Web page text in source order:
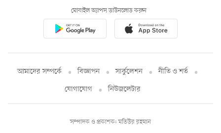
মোবাইল অ্যাপস ডাউনলোড করুন
আমাদের সম্পর্কে বিজ্ঞাপন সার্কুলেশন
নীতি ও শর্ত
যোগাযোগ
নিউজলেটার
সম্পাদক ও প্রকাশক: মতিউর রহমান